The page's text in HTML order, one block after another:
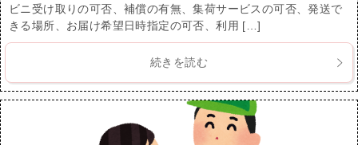
ビニ受け取りの可否、補償の有無、集荷サービスの可否、発送で
きる場所、お届け希望日時指定の可否、利用 […]
続きを読む